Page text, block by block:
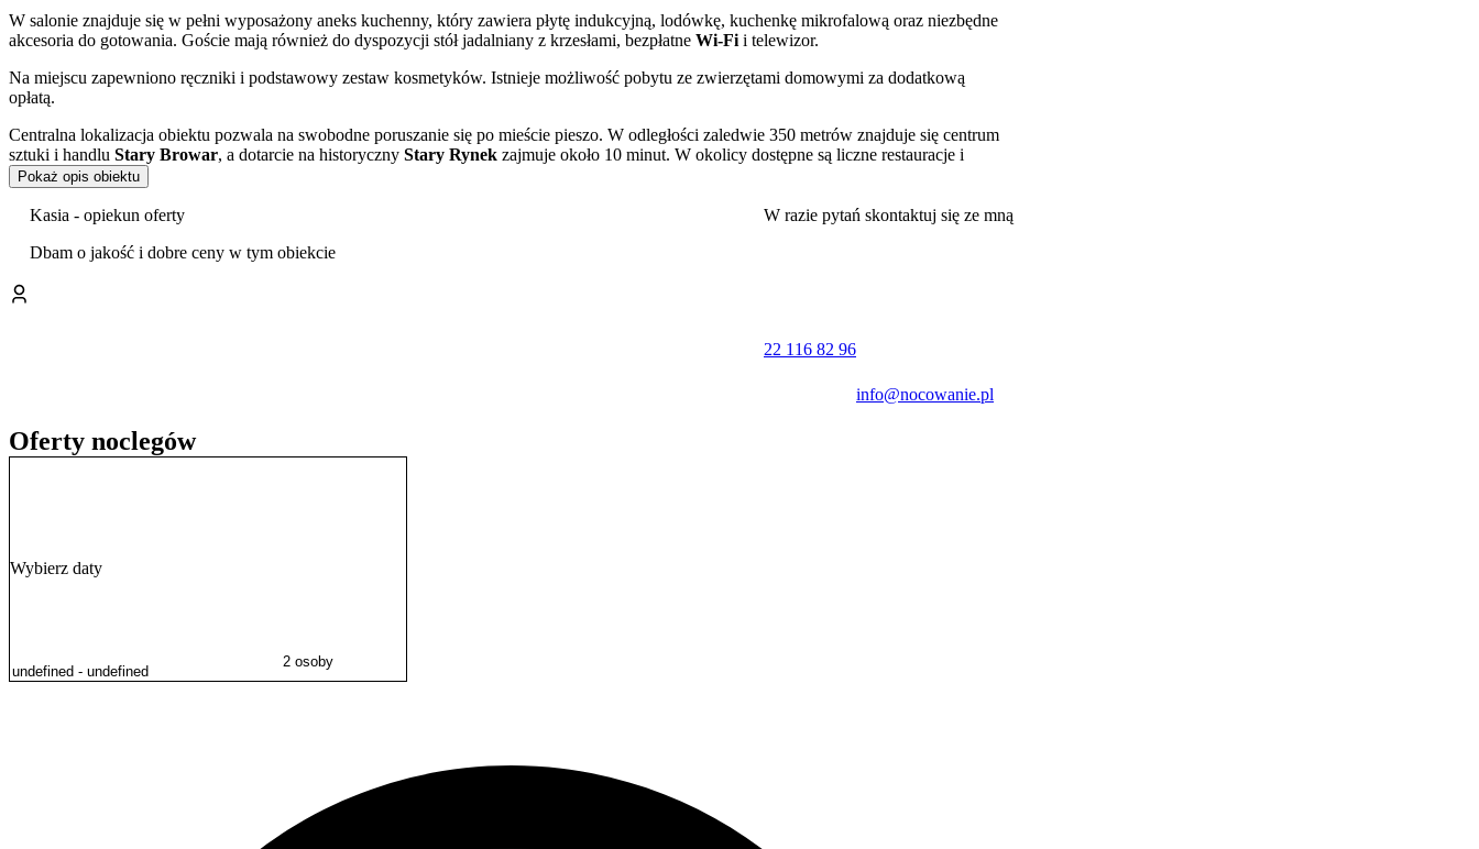
W salonie znajduje się w pełni wyposażony aneks kuchenny, który zawiera płytę indukcyjną, lodówkę, kuchenkę mikrofalową oraz niezbędne
akcesoria do gotowania. Goście mają również do dyspozycji stół jadalniany z krzesłami, bezpłatne Wi-Fi i telewizor.
Na miejscu zapewniono ręczniki i podstawowy zestaw kosmetyków. Istnieje możliwość pobytu ze zwierzętami domowymi za dodatkową
opłatą.
Centralna lokalizacja obiektu pozwala na swobodne poruszanie się po mieście pieszo. W odległości zaledwie 350 metrów znajduje się centrum
sztuki i handlu Stary Browar, a dotarcie na historyczny Stary Rynek zajmuje około 10 minut. W okolicy dostępne są liczne restauracje i
kawiarnie.
Będąc w Poznaniu, warto odwiedzić unikalne
oraz zobaczyć słynne Koziołki na Ratuszu. Dla szukających
Maltańskie.
Przed budynkiem znajduje się publiczna strefa płatnego parkowania. Za dodatkową opłatą obiekt udostępnia również żelazko oraz łóżeczko dla
dziecka.
Pokaż opis obiektu
Kasia - opiekun oferty
Dbam o jakość i dobre ceny w tym obiekcie
W razie pytań skontaktuj się ze mną
22 116 82 96
info@nocowanie.pl
Oferty noclegów
Wybierz daty
2 osoby